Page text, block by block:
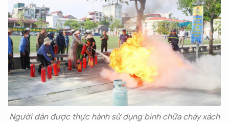
Người dân được thực hành sử dụng bình chữa cháy xách